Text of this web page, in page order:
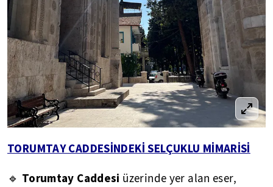
TORUMTAY CADDESİNDEKİ SELÇUKLU MİMARİSİ
🔹 Torumtay Caddesi üzerinde yer alan eser,